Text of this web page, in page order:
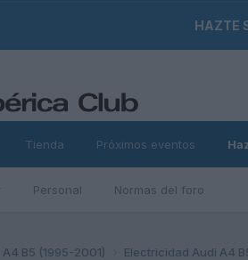
HAZTE
Personal Normas del foro
Tienda Próximos eventos
A4 B5 (1995-2001) Electricidad Audi A4